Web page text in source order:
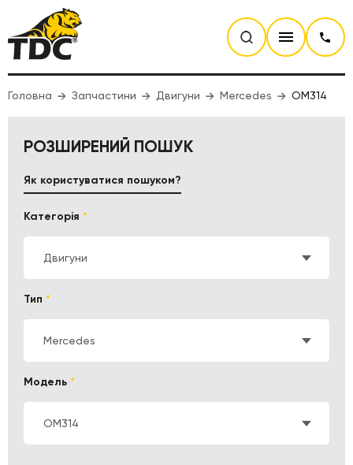
Головна Запчастини Двигуни Mercedes OM314
РОЗШИРЕНИЙ ПОШУК
Категорія *
Двигуни
Тип *
Mercedes
Модель *
OM314
Як користуватися пошуком?